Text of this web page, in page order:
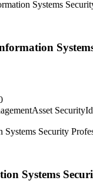
Asset Security
Systems